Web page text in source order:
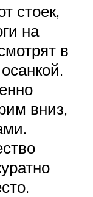
стоек,
на
в
вниз,